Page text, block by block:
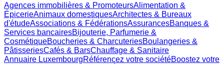
Agences immobilières & PromoteursAlimentation &
ÉpicerieAnimaux domestiquesArchitectes & Bureaux
d'étudeAssociations & FédérationsAssurancesBanques &
Services bancairesBijouterie, Parfumerie &
CosmétiqueBoucheries & CharcuteriesBoulangeries &
PâtisseriesCafés & BarsChauffage & Sanitaire
Annuaire LuxembourgRéférencez votre sociétéBoostez votre